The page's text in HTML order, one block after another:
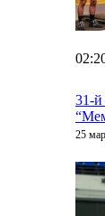
31-й
25